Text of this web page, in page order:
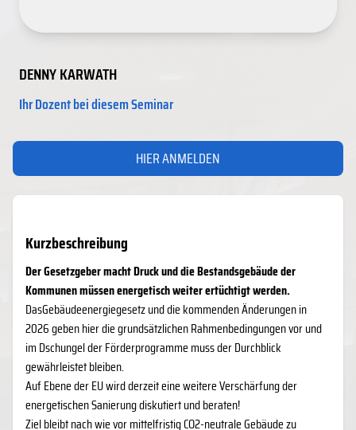
DENNY KARWATH
Ihr Dozent bei diesem Seminar
HIER ANMELDEN
Kurzbeschreibung
Der Gesetzgeber macht Druck und die Bestandsgebäude der
Kommunen müssen energetisch weiter ertüchtigt werden.
DasGebäudeenergiegesetz und die kommenden Änderungen in
2026 geben hier die grundsätzlichen Rahmenbedingungen vor und
im Dschungel der Förderprogramme muss der Durchblick
gewährleistet bleiben.
Auf Ebene der EU wird derzeit eine weitere Verschärfung der
energetischen Sanierung diskutiert und beraten!
Ziel bleibt nach wie vor mittelfristig CO2-neutrale Gebäude zu